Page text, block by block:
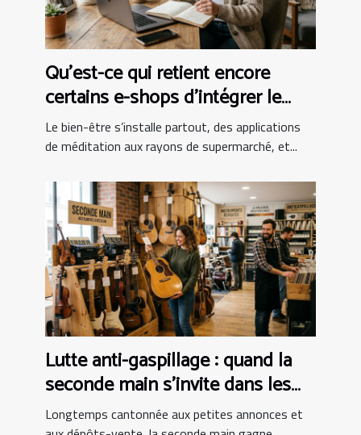
Qu’est-ce qui retient encore
certains e-shops d’intégrer le
bien-être au panier ?
Le bien-être s’installe partout, des applications
de méditation aux rayons de supermarché, et...
Lutte anti-gaspillage : quand la
seconde main s’invite dans les
boutiques d’instruments
Longtemps cantonnée aux petites annonces et